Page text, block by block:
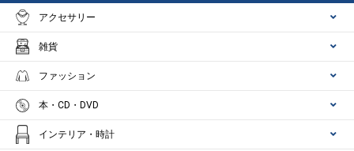
アクセサリー
雑貨
ファッション
本・CD・DVD
インテリア・時計